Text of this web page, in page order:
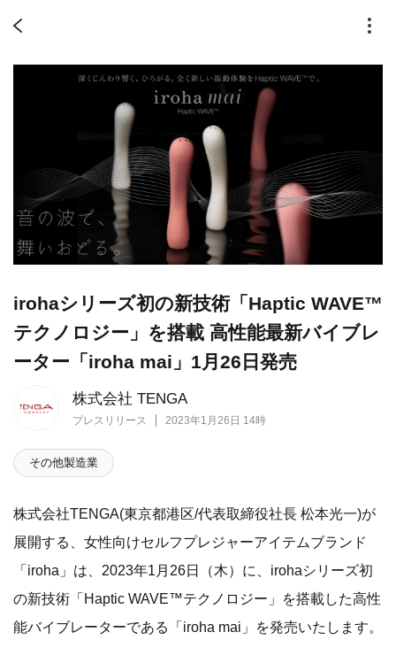
株式会社 TENGA
プレスリリース 2023年1月26日 14時
irohaシリーズ初の新技術「Haptic WAVE™
テクノロジー」を搭載 高性能最新バイブレ
ーター「iroha mai」1月26日発売
その他製造業
株式会社TENGA(東京都港区/代表取締役社長 松本光⼀)が
展開する、女性向けセルフプレジャーアイテムブランド
「iroha」は、2023年1月26日（木）に、irohaシリーズ初
の新技術「Haptic WAVE™テクノロジー」を搭載した高性
能バイブレーターである「iroha mai」を発売いたします。